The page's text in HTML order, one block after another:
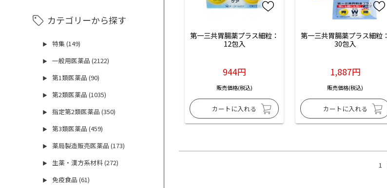
カテゴリーから探す
▶ 特集 (149)
▶ 一般用医薬品 (2122)
▶ 第1類医薬品 (90)
▶ 第2類医薬品 (1035)
▶ 指定第2類医薬品 (350)
▶ 第3類医薬品 (459)
▶ 薬局製造販売医薬品 (173)
▶ 生薬・漢方系材料 (272)
▶ 免疫食品 (61)
第一三共胃腸薬プラス細粒：
12包入
944円
販売価格(税込)
第一三共胃腸薬プラス細粒：
30包入
1,887円
販売価格(税込)
1